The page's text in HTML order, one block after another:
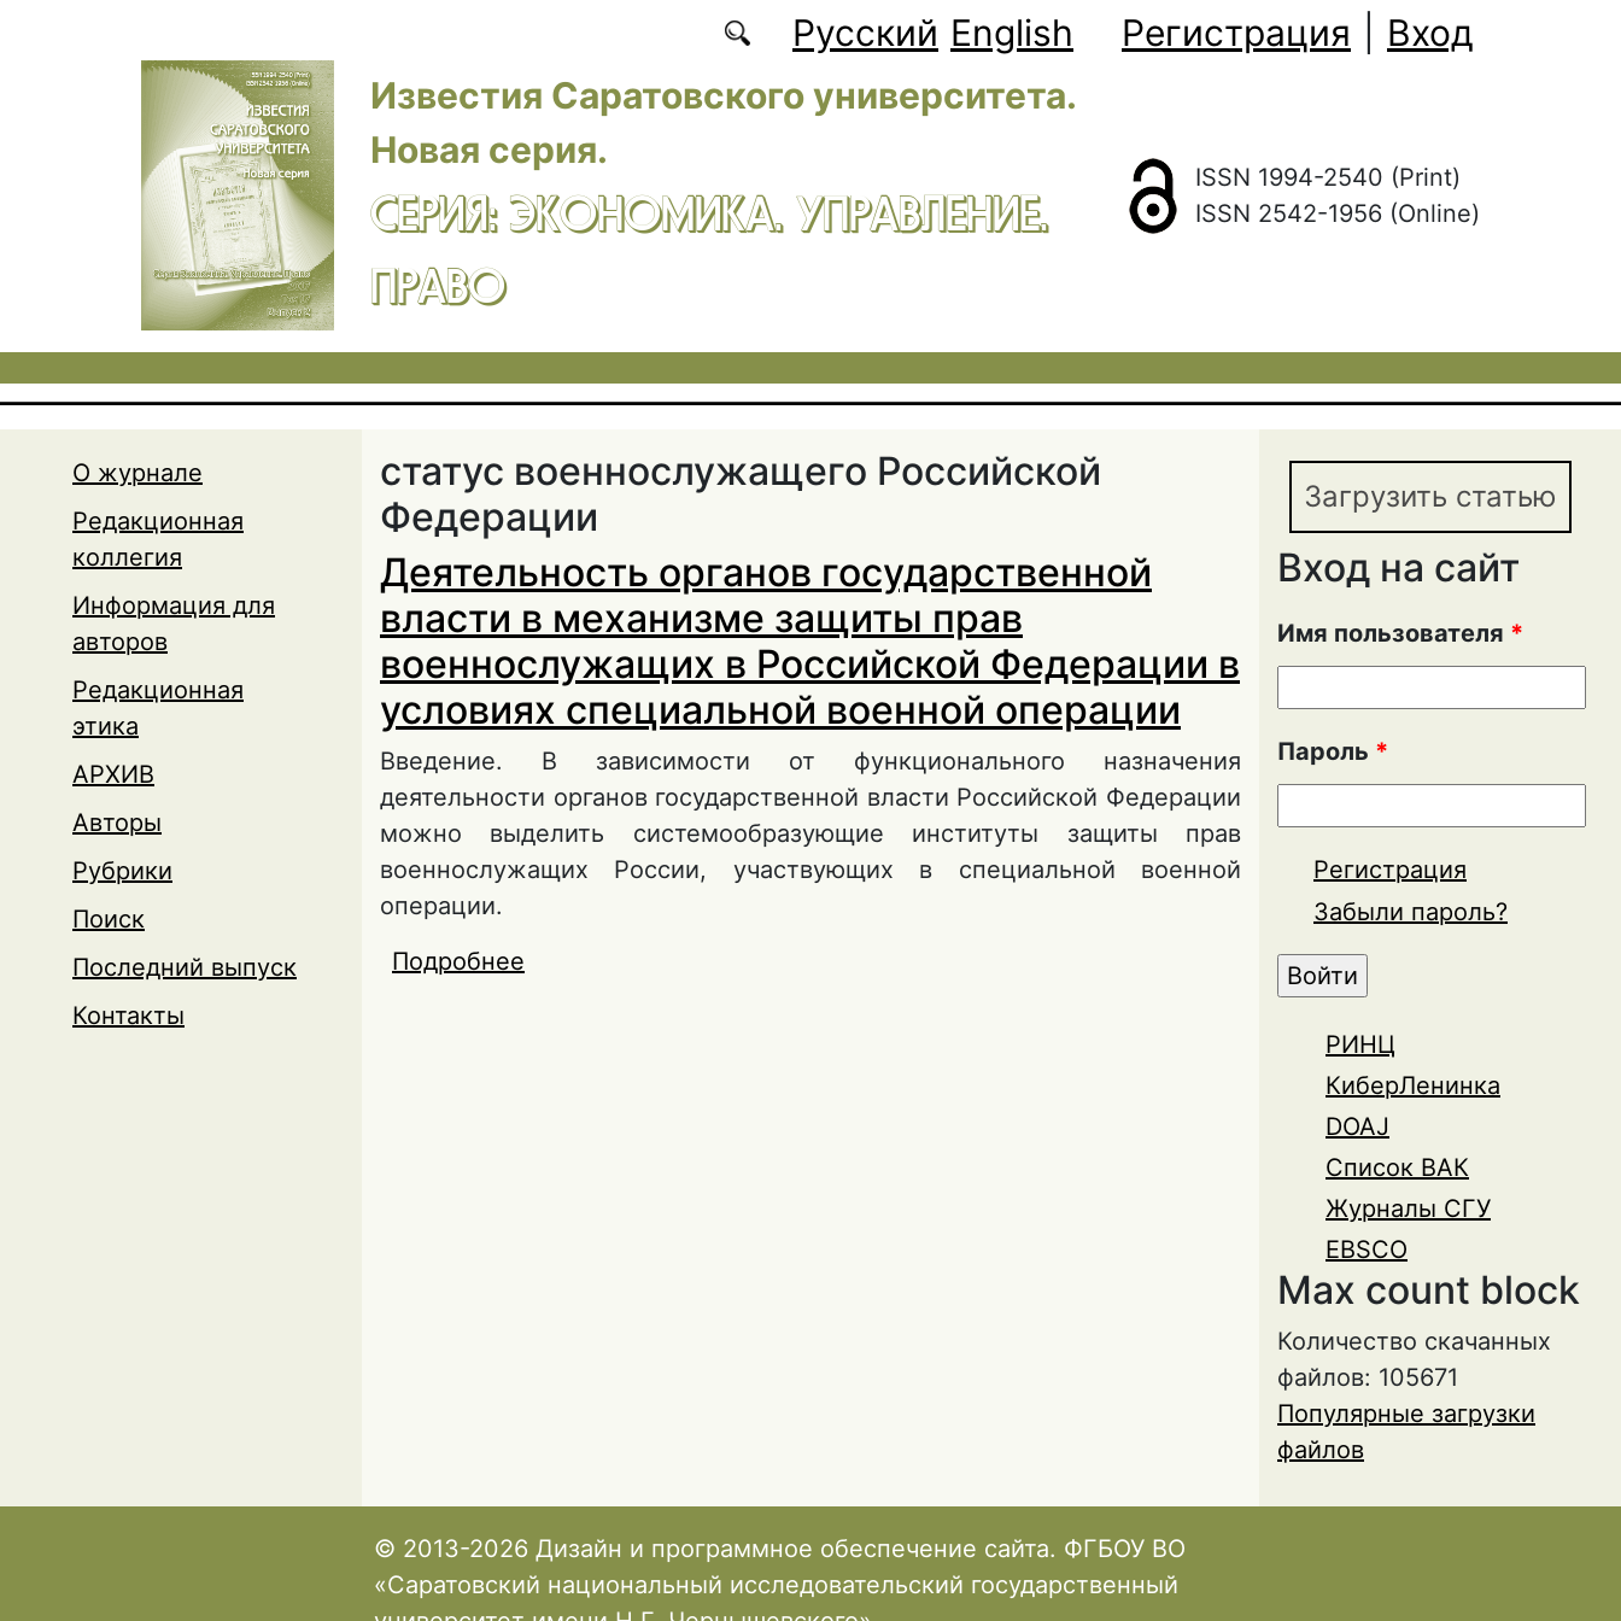
Русский English Регистрация
Вход
Известия Саратовского университета.
Новая серия.
СЕРИЯ: ЭКОНОМИКА. УПРАВЛЕНИЕ.
ПРАВО
ISSN 1994-2540 (Print)
ISSN 2542-1956 (Online)
О журнале
Редакционная
коллегия
Информация для
авторов
Редакционная
этика
АРХИВ
Авторы
Рубрики
Поиск
Последний выпуск
Контакты
статус военнослужащего Российской
Федерации
Деятельность органов государственной
власти в механизме защиты прав
военнослужащих в Российской Федерации в
условиях специальной военной операции
Введение. В зависимости от функционального назначения
деятельности органов государственной власти Российской Федерации
можно выделить системообразующие институты защиты прав
военнослужащих России, участвующих в специальной военной
операции.
Подробнее
Загрузить статью
Вход на сайт
Имя пользователя *
Пароль *
Регистрация
Забыли пароль?
РИНЦ
КиберЛенинка
DOAJ
Список ВАК
Журналы СГУ
EBSCO
Max count block
Количество скачанных
файлов: 105671
Популярные загрузки
файлов
© 2013-2026 Дизайн и программное обеспечение сайта. ФГБОУ ВО
«Саратовский национальный исследовательский государственный